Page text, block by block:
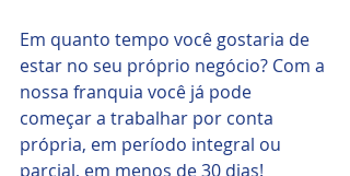
Em quanto tempo você gostaria de
estar no seu próprio negócio? Com a
nossa franquia você já pode
começar a trabalhar por conta
própria, em período integral ou
parcial, em menos de 30 dias!